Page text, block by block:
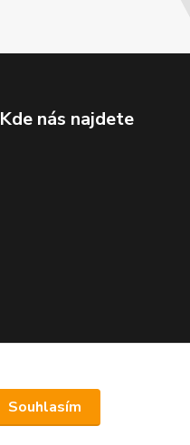
Kde nás najdete
Souhlasím